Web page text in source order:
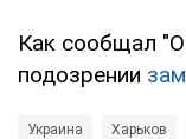
Как сообщал
подозрении
Украина Харьков